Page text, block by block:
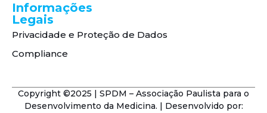
Informações
Legais
Privacidade e Proteção de Dados
Compliance
Copyright ©2025 | SPDM – Associação Paulista para o
Desenvolvimento da Medicina. | Desenvolvido por: